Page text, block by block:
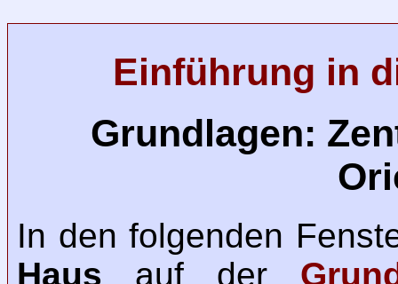
Einführung in
Grundlagen:
In den folgenden
Haus auf der